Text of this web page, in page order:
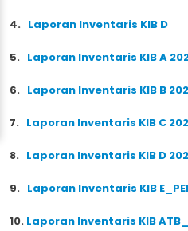
4. Laporan Inventaris KIB D
5. Laporan Inventaris KIB A
6. Laporan Inventaris KIB B
7. Laporan Inventaris KIB C
8. Laporan Inventaris KIB D
9. Laporan Inventaris KIB
10. Laporan Inventaris KIB